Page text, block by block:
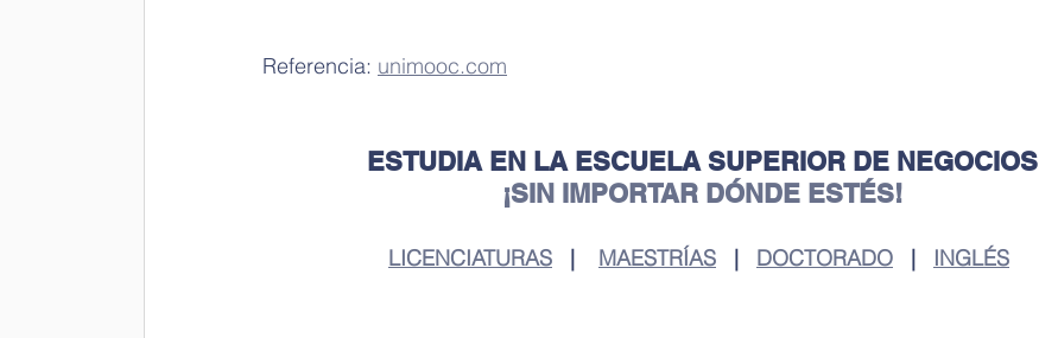
Referencia: unimooc.com
ESTUDIA EN LA ESCUELA SUPERIOR DE NEGOCIOS
¡SIN IMPORTAR DÓNDE ESTÉS!
LICENCIATURAS
   |
MAESTRÍAS
   |
DOCTORADO
   |
INGLÉS